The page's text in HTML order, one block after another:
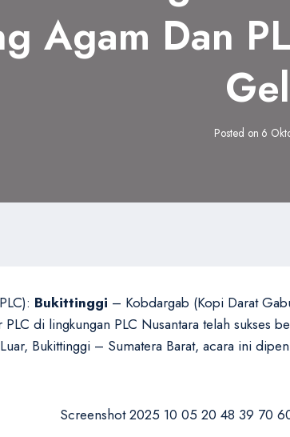
Agam Dan
Posted on 6
Bukittinggi – Kobdargab (Kopi Darat
di lingkungan PLC Nusantara telah
Bukittinggi – Sumatera Barat, acara ini